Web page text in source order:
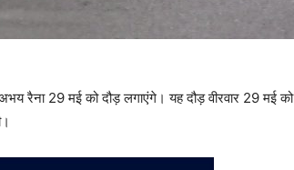
रैना 29 मई को दौड़ लगाएंगे। यह दौड़ वीरवार 29 मई को